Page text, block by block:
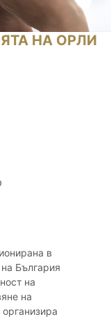
НА ОРЛИ
в
България
на
на
организира